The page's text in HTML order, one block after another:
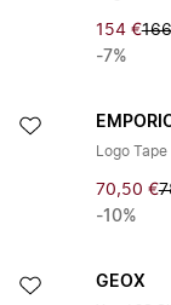
154 €
-7%
Logo
70,50 €
-10%
GEOX